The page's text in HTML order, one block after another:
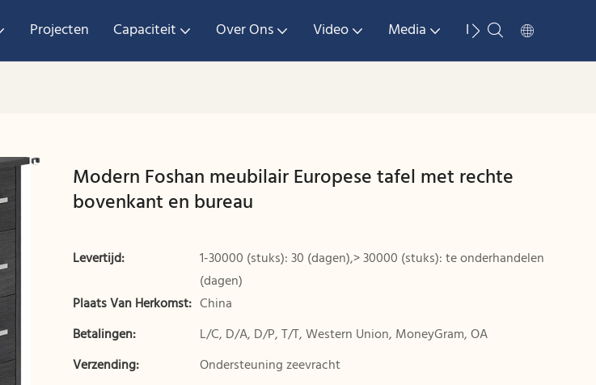
Projecten Capaciteit Over Ons Video Media Neem Contact Met
Modern Foshan meubilair Europese tafel met rechte
bovenkant en bureau
Levertijd:
1-30000 (stuks): 30 (dagen),> 30000 (stuks): te onderhandelen
(dagen)
Plaats Van Herkomst: China
Betalingen:
L/C, D/A, D/P, T/T, Western Union, MoneyGram, OA
Verzending:
Ondersteuning zeevracht